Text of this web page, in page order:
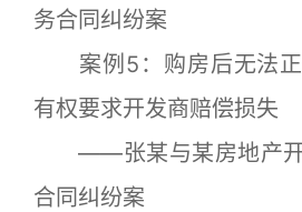
务合同纠纷案
案例5：购房后无法正
有权要求开发商赔偿损失
——张某与某房地产开
合同纠纷案